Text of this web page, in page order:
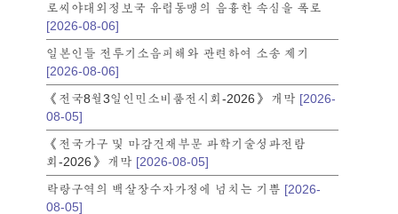
로씨야대외정보국 유럽동맹의 음흉한 속심을 폭로
[2026-08-06]
일본인들 전투기소음피해와 관련하여 소송 제기
[2026-08-06]
《전국8월3일인민소비품전시회-2026》 개막 [2026-
08-05]
《전국가구 및 마감건재부문 과학기술성과전람
회-2026》 개막 [2026-08-05]
락랑구역의 백살장수자가정에 넘치는 기쁨 [2026-
08-05]